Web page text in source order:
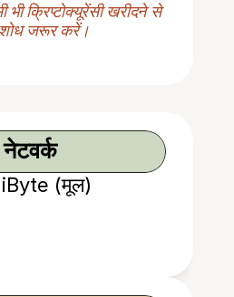
भी क्रिप्टोक्यूरेंसी खरीदने से
जरूर करें।
नेटवर्क
(मूल)